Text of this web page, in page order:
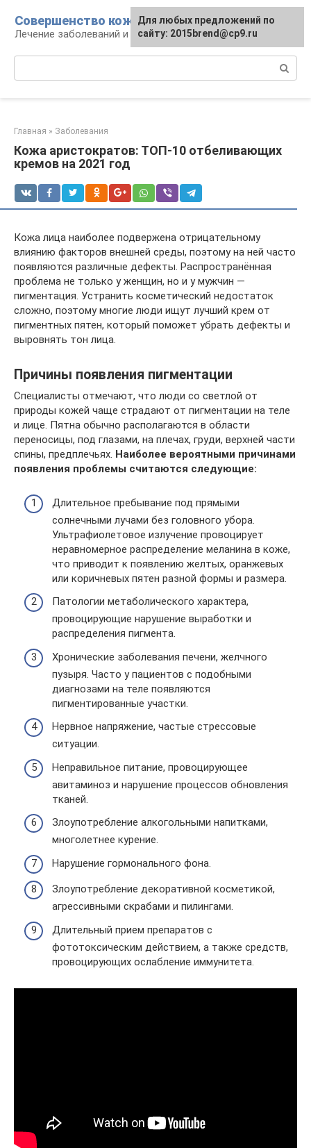
контенту
Совершенство кожи
Лечение заболеваний и уход за кожей
Главная » Заболевания
Кожа аристократов: ТОП-10 отбеливающих
кремов на 2021 год
Кожа лица наиболее подвержена отрицательному
влиянию факторов внешней среды, поэтому на ней часто
появляются различные дефекты. Распространённая
проблема не только у женщин, но и у мужчин —
пигментация. Устранить косметический недостаток
сложно, поэтому многие люди ищут лучший крем от
пигментных пятен, который поможет убрать дефекты и
выровнять тон лица.
Причины появления пигментации
Специалисты отмечают, что люди со светлой от
природы кожей чаще страдают от пигментации на теле
и лице. Пятна обычно располагаются в области
переносицы, под глазами, на плечах, груди, верхней части
спины, предплечьях. Наиболее вероятными причинами
появления проблемы считаются следующие:
Длительное пребывание под прямыми
солнечными лучами без головного убора.
Ультрафиолетовое излучение провоцирует
неравномерное распределение меланина в коже,
что приводит к появлению желтых, оранжевых
или коричневых пятен разной формы и размера.
Патологии метаболического характера,
провоцирующие нарушение выработки и
распределения пигмента.
Хронические заболевания печени, желчного
пузыря. Часто у пациентов с подобными
диагнозами на теле появляются
пигментированные участки.
Нервное напряжение, частые стрессовые
ситуации.
Неправильное питание, провоцирующее
авитаминоз и нарушение процессов обновления
тканей.
Злоупотребление алкогольными напитками,
многолетнее курение.
Нарушение гормонального фона.
Злоупотребление декоративной косметикой,
агрессивными скрабами и пилингами.
Длительный прием препаратов с
фототоксическим действием, а также средств,
провоцирующих ослабление иммунитета.
Для любых предложений по
сайту: 2015brend@cp9.ru